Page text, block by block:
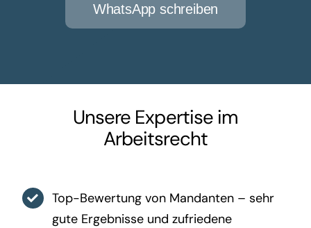
WhatsApp schreiben
Unsere Expertise im
Arbeitsrecht
Top-Bewertung von Mandanten – sehr
gute Ergebnisse und zufriedene